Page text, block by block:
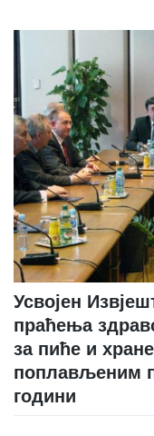
Усвојен
праћења
за пиће и
поплављеним
години